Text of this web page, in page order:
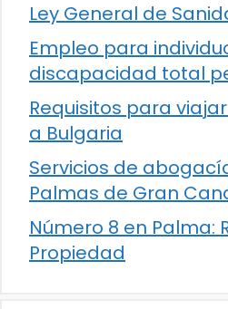
Ley General de
Empleo para
discapacidad total
Requisitos para
a Bulgaria
Servicios de
Palmas de Gran
Número 8 en Palma:
Propiedad